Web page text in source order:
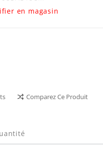
en magasin
Comparez Ce Produit